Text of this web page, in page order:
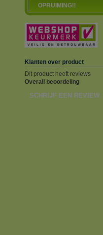
OPRUIMING!!
Klanten over product
Dit product heeft reviews
Overall beoordeling
SCHRIJF EEN REVIEW